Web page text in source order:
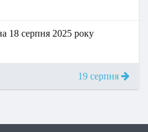
18 серпня 2025 року
19 серпня